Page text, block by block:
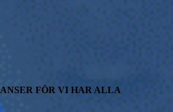
FÖR VI HAR ALLA